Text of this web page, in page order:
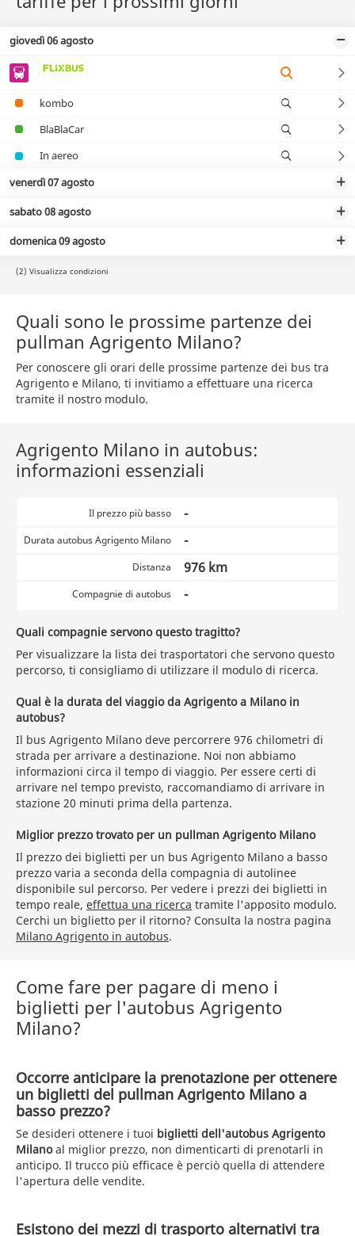
giovedì 06 agosto
kombo
BlaBlaCar
In aereo
venerdì 07 agosto
sabato 08 agosto
domenica 09 agosto
(2) Visualizza condizioni
Quali sono le prossime partenze dei
pullman Agrigento Milano?
Per conoscere gli orari delle prossime partenze dei bus tra
Agrigento e Milano, ti invitiamo a effettuare una ricerca
tramite il nostro modulo.
Agrigento Milano in autobus:
informazioni essenziali
Il prezzo più basso -
Durata autobus Agrigento Milano -
Distanza 976 km
Compagnie di autobus -
Quali compagnie servono questo tragitto?
Per visualizzare la lista dei trasportatori che servono questo
percorso, ti consigliamo di utilizzare il modulo di ricerca.
Qual è la durata del viaggio da Agrigento a Milano in
autobus?
Il bus Agrigento Milano deve percorrere 976 chilometri di
strada per arrivare a destinazione. Noi non abbiamo
informazioni circa il tempo di viaggio. Per essere certi di
arrivare nel tempo previsto, raccomandiamo di arrivare in
stazione 20 minuti prima della partenza.
Miglior prezzo trovato per un pullman Agrigento Milano
Il prezzo dei biglietti per un bus Agrigento Milano a basso
prezzo varia a seconda della compagnia di autolinee
disponibile sul percorso. Per vedere i prezzi dei biglietti in
tempo reale, effettua una ricerca tramite l'apposito modulo.
Cerchi un biglietto per il ritorno? Consulta la nostra pagina
Milano Agrigento in autobus.
Come fare per pagare di meno i
biglietti per l'autobus Agrigento
Milano?
Occorre anticipare la prenotazione per ottenere
un biglietti del pullman Agrigento Milano a
basso prezzo?
Se desideri ottenere i tuoi biglietti dell'autobus Agrigento
Milanoal miglior prezzo, non dimenticarti di prenotarli in
anticipo. Il trucco più efficace è perciò quella di attendere
l'apertura delle vendite.
Esistono dei mezzi di trasporto alternativi tra